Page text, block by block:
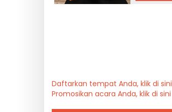
Daftarkan tempat Anda, klik di sini
Promosikan acara Anda, klik di sini